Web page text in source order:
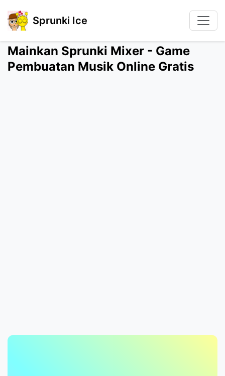
Sprunki Ice
Mainkan Sprunki Mixer - Game
Pembuatan Musik Online Gratis